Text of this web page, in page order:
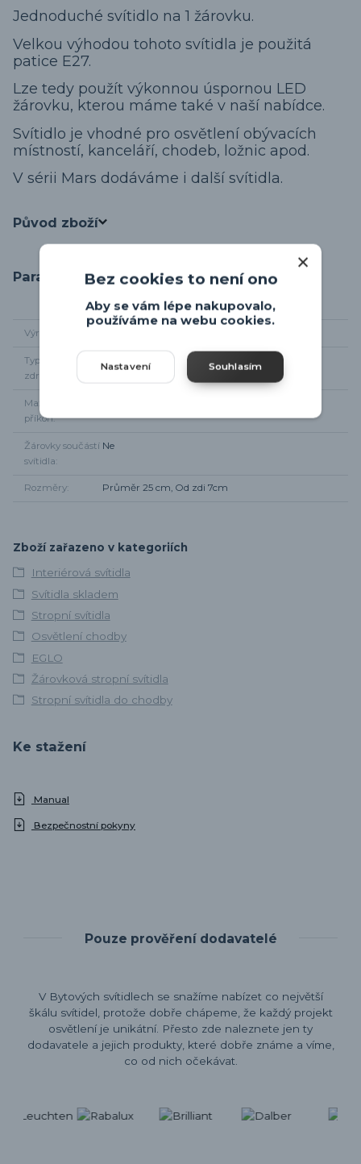
Jednoduché svítidlo na 1 žárovku.
Velkou výhodou tohoto svítidla je použitá
patice E27.
Lze tedy použít výkonnou úspornou LED
žárovku, kterou máme také v naší nabídce.
Svítidlo je vhodné pro osvětlení obývacích
místností, kanceláří, chodeb, ložnic apod.
V sérii Mars dodáváme i další svítidla.
Původ zboží
Parametry
Výrobce
Typ světelného
zdroje
Maximální
příkon
Žárovky součástí
svítidla
Ne
Rozměry Průměr 25 cm, Od zdi 7cm
Zboží zařazeno v kategoriích
Interiérová svítidla
Svítidla skladem
Stropní svítidla
Osvětlení chodby
EGLO
Žárovková stropní svítidla
Stropní svítidla do chodby
Ke stažení
Manual
Bezpečnostní pokyny
Pouze prověření dodavatelé
V Bytových svítidlech se snažíme nabízet co největší
škálu svítidel, protože dobře chápeme, že každý projekt
osvětlení je unikátní. Přesto zde naleznete jen ty
dodavatele a jejich produkty, které dobře známe a víme,
co od nich očekávat.
Bez cookies to není ono
Aby se vám lépe nakupovalo,
používáme na webu cookies.
Nastavení Souhlasím